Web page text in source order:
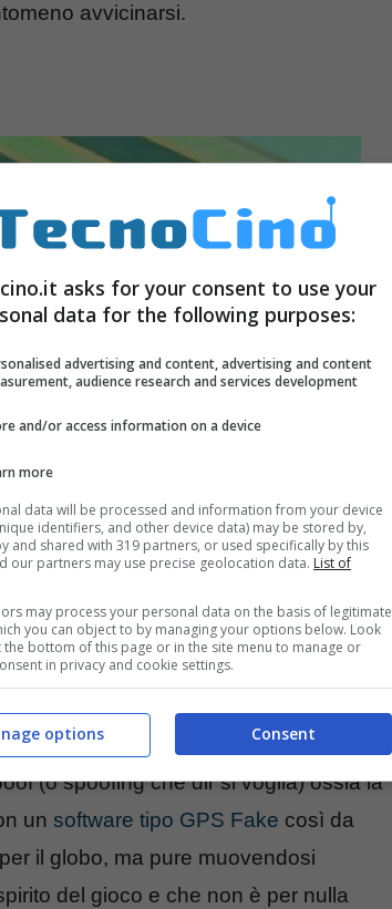
avvicinarsi.
(o spoofing che dir si voglia) ossia la
un software tipo GPS Fake così da
il globo, ma pure muovendosi
del gioco e che non è per nulla
asks for your consent to use your
data for the following purposes:
advertising and content, advertising and content
audience research and services development
and/or access information on a device
more
data will be processed and information from your device
identifiers, and other device data) may be stored by,
and shared with 319 partners, or used specifically by this
our partners may use precise geolocation data. List of
may process your personal data on the basis of legitimate
you can object to by managing your options below. Look
the bottom of this page or in the site menu to manage or
in privacy and cookie settings.
Consent
options